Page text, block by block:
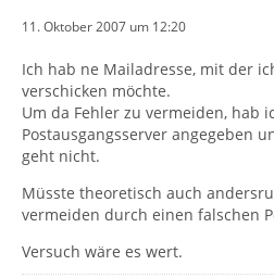
11. Oktober 2007 um 12:20
Ich hab ne Mailadresse, mit der
verschicken möchte.
Um da Fehler zu vermeiden, hab
Postausgangsserver angegeben
geht nicht.
Müsste theoretisch auch
vermeiden durch einen falschen
Versuch wäre es wert.